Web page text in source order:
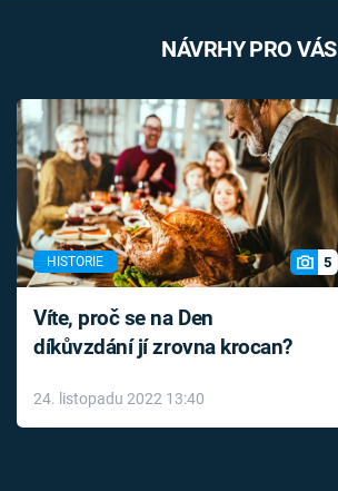
NÁVRHY PRO VÁS
HISTORIE 5
Víte, proč se na Den
díkůvzdání jí zrovna krocan?
24. listopadu 2022 13:40